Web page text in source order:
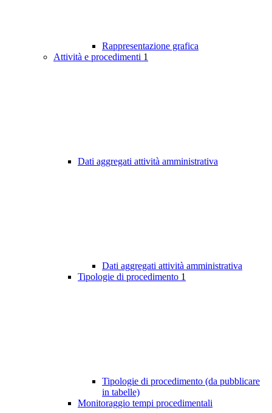
Rappresentazione grafica
Attività e procedimenti 1
Dati aggregati attività amministrativa
Dati aggregati attività amministrativa
Tipologie di procedimento 1
Tipologie di procedimento (da pubblicare
in tabelle)
Monitoraggio tempi procedimentali